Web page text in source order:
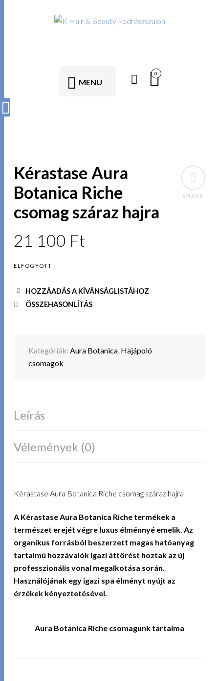
MENU
0
SHARE
Kérastase Aura
Botanica Riche
csomag száraz hajra
21 100 Ft
ELFOGYOTT
HOZZÁADÁS A KÍVÁNSÁGLISTÁHOZ
ÖSSZEHASONLÍTÁS
Kategóriák:Aura Botanica, Hajápoló
csomagok
Leírás
Vélemények (0)
Kérastase Aura Botanica Riche csomag száraz hajra
A Kérastase Aura Botanica Riche termékek a
természet erejét végre luxus élménnyé emelik. Az
organikus forrásból beszerzett magas hatóanyag
tartalmú hozzávalók igazi áttörést hoztak az új
professzionális vonal megalkotása során.
Használójának egy igazi spa élményt nyújt az
érzékek kényeztetésével.
Aura Botanica Riche csomagunk tartalma